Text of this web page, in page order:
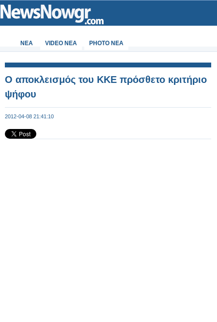
ΝΕΑ VIDEO NEA PHOTO NEA
Ο αποκλεισμός του ΚΚΕ πρόσθετο κριτήριο
ψήφου
2012-04-08 21:41:10